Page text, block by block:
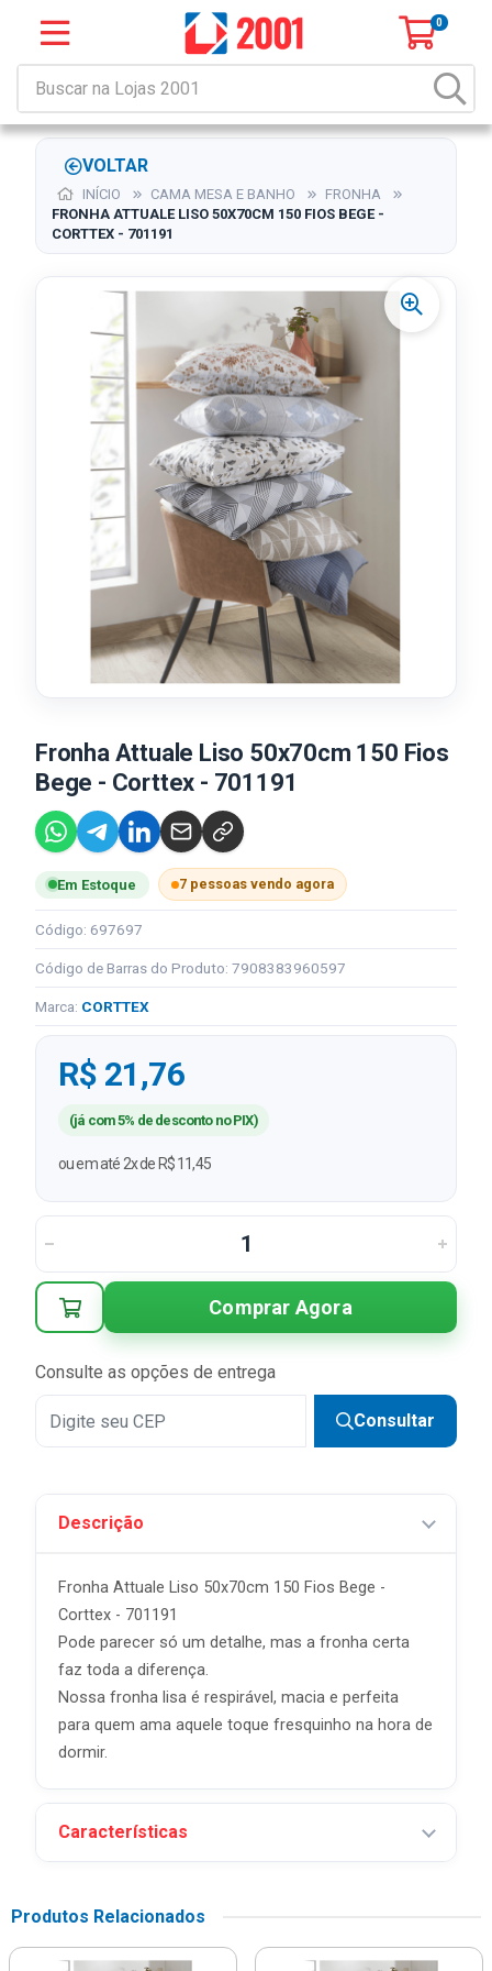
0
VOLTAR
INÍCIO CAMA MESA E BANHO
FRONHA
FRONHA ATTUALE LISO 50X70CM 150 FIOS BEGE -
CORTTEX - 701191
Fronha Attuale Liso 50x70cm 150 Fios
Bege - Corttex - 701191
Em Estoque 7 pessoas vendo agora
Código: 697697
Código de Barras do Produto: 7908383960597
Marca: CORTTEX
R$ 21,76
(já com 5% de desconto no PIX)
ou em até 2x de R$ 11,45
Comprar Agora
Consulte as opções de entrega
Consultar
Descrição
Fronha Attuale Liso 50x70cm 150 Fios Bege -
Corttex - 701191
Pode parecer só um detalhe, mas a fronha certa
faz toda a diferença.
Nossa fronha lisa é respirável, macia e perfeita
para quem ama aquele toque fresquinho na hora de
dormir.
Características
Produtos Relacionados